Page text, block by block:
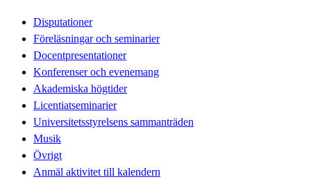
Disputationer
Föreläsningar och seminarier
Docentpresentationer
Konferenser och evenemang
Akademiska högtider
Licentiatseminarier
Universitetsstyrelsens sammanträden
Musik
Övrigt
Anmäl aktivitet till kalendern